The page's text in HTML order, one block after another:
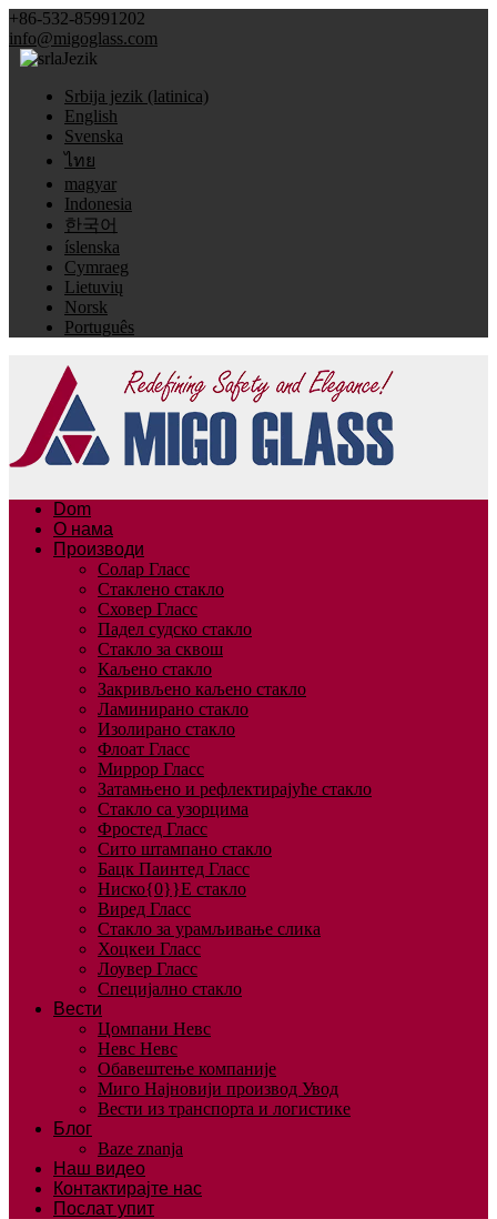
+86-532-85991202
info@migoglass.com
Jezik
Srbija jezik (latinica)
English
Svenska
ไทย
magyar
Indonesia
한국어
íslenska
Cymraeg
Lietuvių
Norsk
Português
Dom
О нама
Производи
Солар Гласс
Стаклено стакло
Сховер Гласс
Падел судско стакло
Стакло за сквош
Каљено стакло
Закривљено каљено стакло
Ламинирано стакло
Изолирано стакло
Флоат Гласс
Миррор Гласс
Затамњено и рефлектирајуће стакло
Стакло са узорцима
Фростед Гласс
Сито штампано стакло
Бацк Паинтед Гласс
Ниско{0}}Е стакло
Виред Гласс
Стакло за урамљивање слика
Хоцкеи Гласс
Лоувер Гласс
Специјално стакло
Вести
Цомпани Невс
Невс Невс
Обавештење компаније
Миго Најновији производ Увод
Вести из транспорта и логистике
Блог
Baze znanja
Наш видео
Контактирајте нас
Послат упит